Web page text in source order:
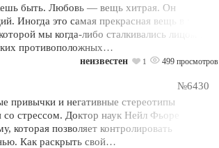
быть. Любовь — вещь хитрая. Он
Иногда это самая прекрасная вещь в мире,
мы когда-либо сталкивались лицом к
противоположных…
неизвестен 1 499 просмотров
№6430
привычки и негативные стереотипы
стрессом. Доктор наук Нейл Фьоре
которая позволяет контролировать
Как раскрыть свой…